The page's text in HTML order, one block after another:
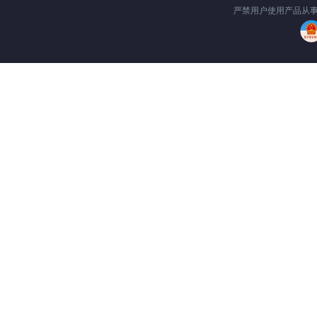
严禁用户使用产品从